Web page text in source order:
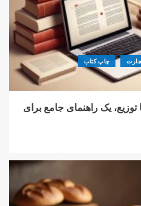
چاپ کتاب
یک راهنمای جامع برای